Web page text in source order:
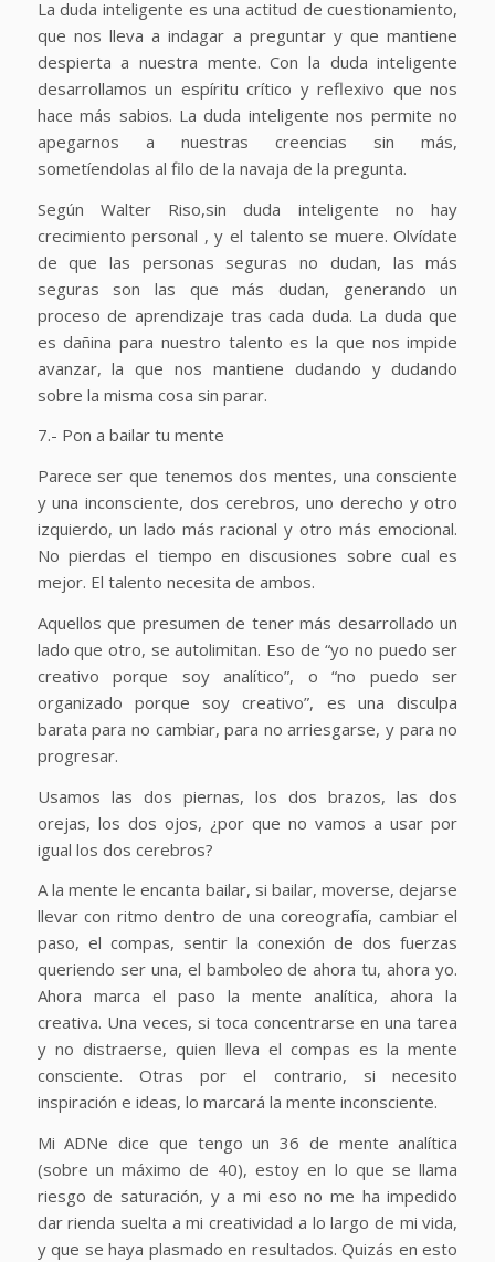
La duda inteligente es una actitud de cuestionamiento,
que nos lleva a indagar a preguntar y que mantiene
despierta a nuestra mente. Con la duda inteligente
desarrollamos un espíritu crítico y reflexivo que nos
hace más sabios. La duda inteligente nos permite no
apegarnos a nuestras creencias sin más,
sometíendolas al filo de la navaja de la pregunta.
Según Walter Riso,sin duda inteligente no hay
crecimiento personal , y el talento se muere. Olvídate
de que las personas seguras no dudan, las más
seguras son las que más dudan, generando un
proceso de aprendizaje tras cada duda. La duda que
es dañina para nuestro talento es la que nos impide
avanzar, la que nos mantiene dudando y dudando
sobre la misma cosa sin parar.
7.- Pon a bailar tu mente
Parece ser que tenemos dos mentes, una consciente
y una inconsciente, dos cerebros, uno derecho y otro
izquierdo, un lado más racional y otro más emocional.
No pierdas el tiempo en discusiones sobre cual es
mejor. El talento necesita de ambos.
Aquellos que presumen de tener más desarrollado un
lado que otro, se autolimitan. Eso de “yo no puedo ser
creativo porque soy analítico”, o “no puedo ser
organizado porque soy creativo”, es una disculpa
barata para no cambiar, para no arriesgarse, y para no
progresar.
Usamos las dos piernas, los dos brazos, las dos
orejas, los dos ojos, ¿por que no vamos a usar por
igual los dos cerebros?
A la mente le encanta bailar, si bailar, moverse, dejarse
llevar con ritmo dentro de una coreografía, cambiar el
paso, el compas, sentir la conexión de dos fuerzas
queriendo ser una, el bamboleo de ahora tu, ahora yo.
Ahora marca el paso la mente analítica, ahora la
creativa. Una veces, si toca concentrarse en una tarea
y no distraerse, quien lleva el compas es la mente
consciente. Otras por el contrario, si necesito
inspiración e ideas, lo marcará la mente inconsciente.
Mi ADNe dice que tengo un 36 de mente analítica
(sobre un máximo de 40), estoy en lo que se llama
riesgo de saturación, y a mi eso no me ha impedido
dar rienda suelta a mi creatividad a lo largo de mi vida,
y que se haya plasmado en resultados. Quizás en esto